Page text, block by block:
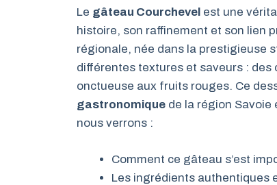
Le gâteau Courchevel est une
histoire, son raffinement et son lien
régionale, née dans la prestigieuse
différentes textures et saveurs :
onctueuse aux fruits rouges. Ce
gastronomique de la région
nous verrons :
Comment ce gâteau s’est
Les ingrédients authentiques